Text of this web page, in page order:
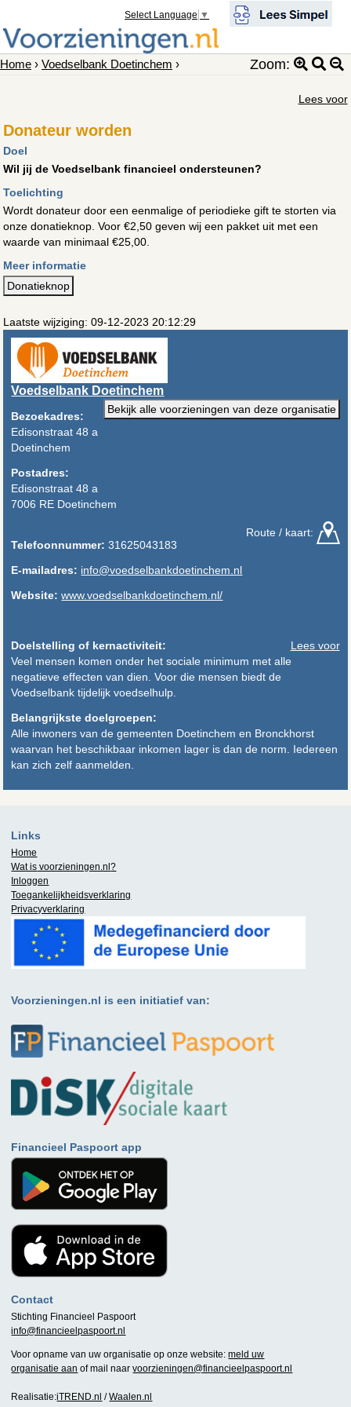
Select Language ▼
Home › Voedselbank Doetinchem › Zoom:
Lees voor
Donateur worden
Doel
Wil jij de Voedselbank financieel ondersteunen?
Toelichting
Wordt donateur door een eenmalige of periodieke gift te storten via
onze donatieknop. Voor €2,50 geven wij een pakket uit met een
waarde van minimaal €25,00.
Meer informatie
Donatieknop
Laatste wijziging: 09-12-2023 20:12:29
Voedselbank Doetinchem
Bekijk alle voorzieningen van deze organisatie
Bezoekadres:
Edisonstraat 48 a
Doetinchem
Postadres:
Edisonstraat 48 a
7006 RE Doetinchem
Route / kaart:
Telefoonnummer: 31625043183
E-mailadres: info@voedselbankdoetinchem.nl
Website: www.voedselbankdoetinchem.nl/
Lees voor
Doelstelling of kernactiviteit:
Veel mensen komen onder het sociale minimum met alle
negatieve effecten van dien. Voor die mensen biedt de
Voedselbank tijdelijk voedselhulp.
Belangrijkste doelgroepen:
Alle inwoners van de gemeenten Doetinchem en Bronckhorst
waarvan het beschikbaar inkomen lager is dan de norm. Iedereen
kan zich zelf aanmelden.
Links
Home
Wat is voorzieningen.nl?
Inloggen
Toegankelijkheidsverklaring
Privacyverklaring
Voorzieningen.nl is een initiatief van:
Financieel Paspoort app
Contact
Stichting Financieel Paspoort
info@financieelpaspoort.nl
Voor opname van uw organisatie op onze website:meld uw
organisatie aan of mail naarvoorzieningen@financieelpaspoort.nl
Realisatie:iTREND.nl /Waalen.nl